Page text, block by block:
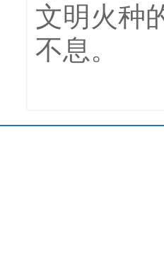
文明火种
不息。